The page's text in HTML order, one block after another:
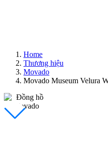
Home
Thương hiệu
Movado
Movado Museum Velura
Đồng Hồ Nam